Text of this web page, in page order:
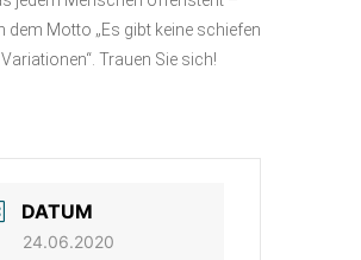
dem Motto „Es gibt keine schiefen
Trauen Sie sich!
DATUM
24.06.2020